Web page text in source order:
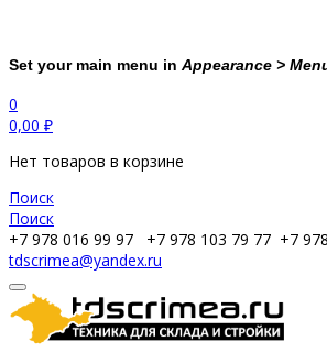
Set your main menu in Appearance >
0
0,00 ₽
Нет товаров в корзине
Поиск
Поиск
+7 978 016 99 97
+7 978 103 79 77 +7
tdscrimea@yandex.ru